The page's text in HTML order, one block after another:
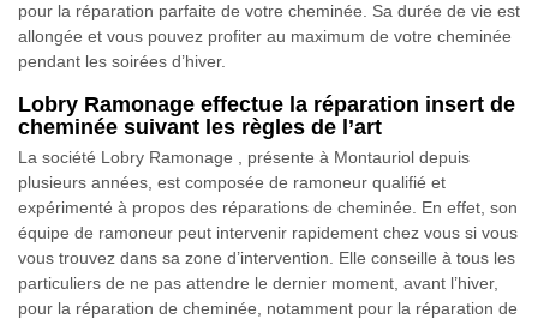
pour la réparation parfaite de votre cheminée. Sa durée de vie est
allongée et vous pouvez profiter au maximum de votre cheminée
pendant les soirées d’hiver.
Lobry Ramonage effectue la réparation insert de
cheminée suivant les règles de l’art
La société Lobry Ramonage , présente à Montauriol depuis
plusieurs années, est composée de ramoneur qualifié et
expérimenté à propos des réparations de cheminée. En effet, son
équipe de ramoneur peut intervenir rapidement chez vous si vous
vous trouvez dans sa zone d’intervention. Elle conseille à tous les
particuliers de ne pas attendre le dernier moment, avant l’hiver,
pour la réparation de cheminée, notamment pour la réparation de